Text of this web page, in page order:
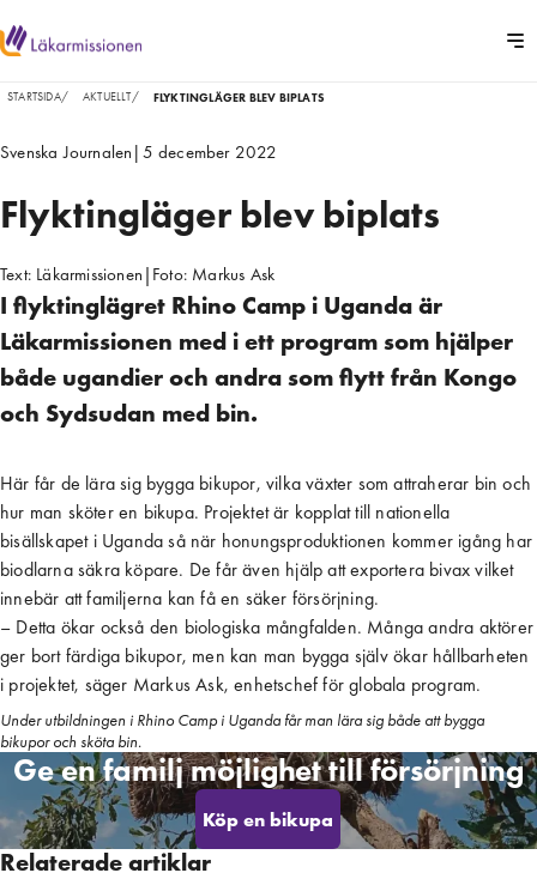
STARTSIDA/ AKTUELLT/ FLYKTINGLÄGER BLEV BIPLATS
Svenska Journalen | 5 december 2022
Flyktingläger blev biplats
Text: Läkarmissionen | Foto: Markus Ask
I flyktinglägret Rhino Camp i Uganda är
Läkarmissionen med i ett program som hjälper
både ugandier och andra som flytt från Kongo
och Sydsudan med bin.
Här får de lära sig bygga bikupor, vilka växter som attraherar bin och
hur man sköter en bikupa. Projektet är kopplat till nationella
bisällskapet i Uganda så när honungsproduktionen kommer igång har
biodlarna säkra köpare. De får även hjälp att exportera bivax vilket
innebär att familjerna kan få en säker försörjning.
– Detta ökar också den biologiska mångfalden. Många andra aktörer
ger bort färdiga bikupor, men kan man bygga själv ökar hållbarheten
i projektet, säger Markus Ask, enhetschef för globala program.
Under utbildningen i Rhino Camp i Uganda får man lära sig både att bygga
bikupor och sköta bin.
Ge en familj möjlighet till försörjning
Köp en bikupa
Relaterade artiklar